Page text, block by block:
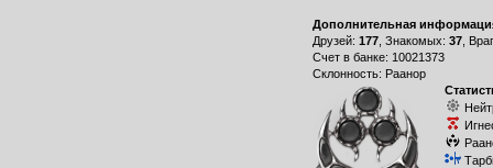
Дополнительная
Друзей: 177, Знакомых: 37,
Счет в банке: 10021373
Склонность: Раанор